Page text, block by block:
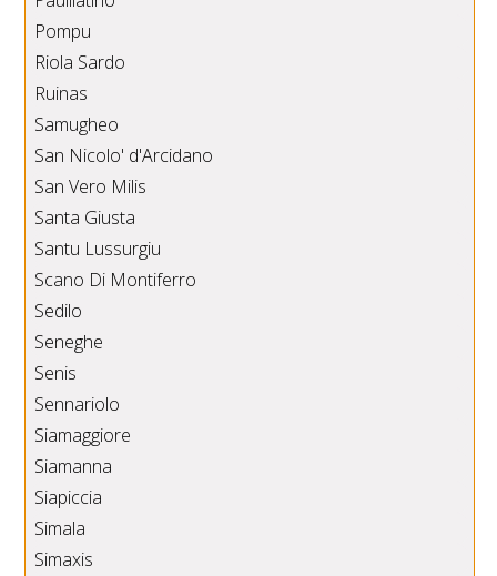
Pompu
Riola Sardo
Ruinas
Samugheo
San Nicolo' d'Arcidano
San Vero Milis
Santa Giusta
Santu Lussurgiu
Scano Di Montiferro
Sedilo
Seneghe
Senis
Sennariolo
Siamaggiore
Siamanna
Siapiccia
Simala
Simaxis